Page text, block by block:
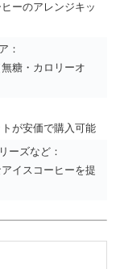
ーのアレンジキッ
：
糖・カロリーオ
が安価で購入可能
ーズなど：
イスコーヒーを提